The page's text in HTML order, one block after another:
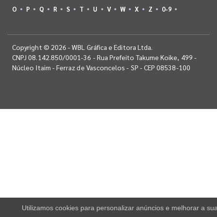
O P Q R S T U V W X Z 0-9
Copyright © 2026 - WBL Gráfica e Editora Ltda.
CNPJ 08.142.850/0001-36 - Rua Prefeito Takume Koike, 499 -
Núcleo Itaim - Ferraz de Vasconcelos - SP - CEP 08538-100
Utilizamos cookies para personalizar anúncios e melhorar a